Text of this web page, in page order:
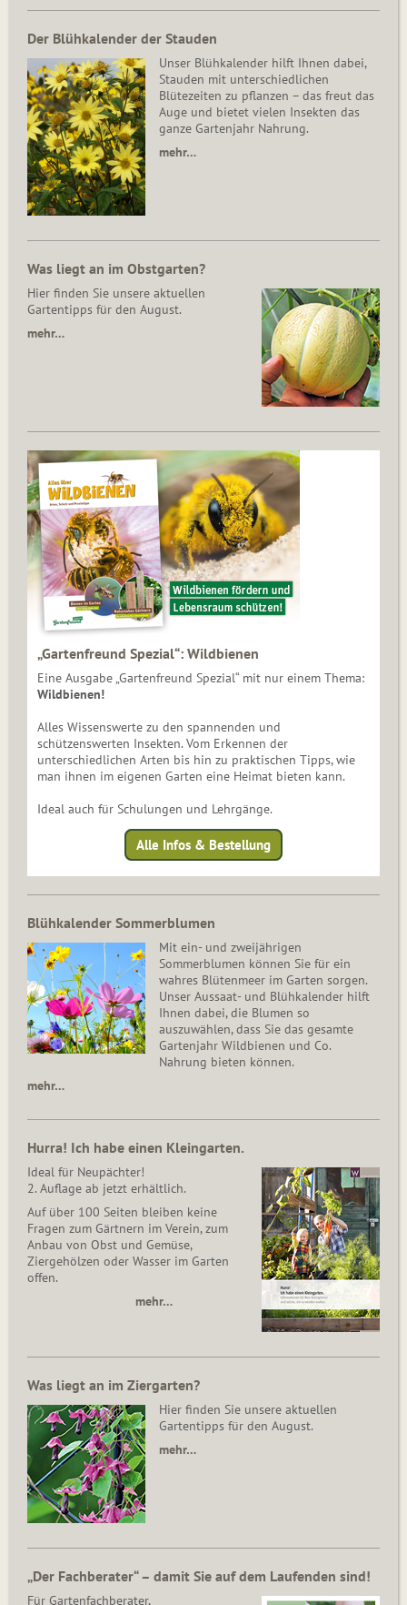
Der Blühkalender der Stauden
Unser Blühkalender hilft Ihnen dabei,
Stauden mit unterschiedlichen
Blütezeiten zu pflanzen – das freut das
Auge und bietet vielen Insekten das
ganze Gartenjahr Nahrung.
mehr…
Was liegt an im Obstgarten?
Hier finden Sie unsere aktuellen
Gartentipps für den August.
mehr…
„Gartenfreund Spezial“: Wildbienen
Eine Ausgabe „Gartenfreund Spezial“ mit nur einem Thema:
Wildbienen!
Alles Wissenswerte zu den spannenden und
schützenswerten Insekten. Vom Erkennen der
unterschiedlichen Arten bis hin zu praktischen Tipps, wie
man ihnen im eigenen Garten eine Heimat bieten kann.
Ideal auch für Schulungen und Lehrgänge.
Alle Infos & Bestellung
Blühkalender Sommerblumen
Mit ein- und zweijährigen
Sommerblumen können Sie für ein
wahres Blütenmeer im Garten sorgen.
Unser Aussaat- und Blühkalender hilft
Ihnen dabei, die Blumen so
auszuwählen, dass Sie das gesamte
Gartenjahr Wildbienen und Co.
Nahrung bieten können.
mehr…
Hurra! Ich habe einen Kleingarten.
Ideal für Neupächter!
2. Auflage ab jetzt erhältlich.
Auf über 100 Seiten bleiben keine
Fragen zum Gärtnern im Verein, zum
Anbau von Obst und Gemüse,
Ziergehölzen oder Wasser im Garten
offen.
mehr…
Was liegt an im Ziergarten?
Hier finden Sie unsere aktuellen
Gartentipps für den August.
mehr…
„Der Fachberater“ – damit Sie auf dem Laufenden sind!
Für Gartenfachberater,